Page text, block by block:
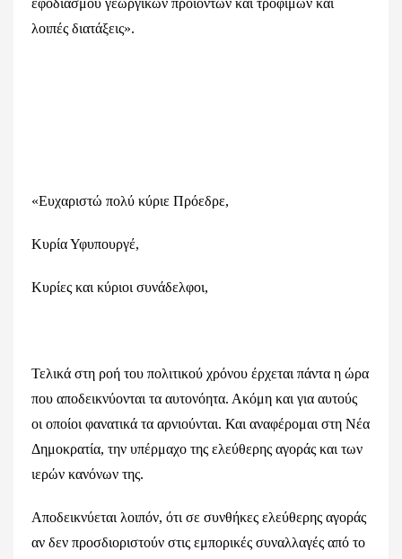
εφοδιασμού γεωργικών προϊόντων και τροφίμων και
λοιπές διατάξεις».
«Ευχαριστώ πολύ κύριε Πρόεδρε,
Κυρία Υφυπουργέ,
Κυρίες και κύριοι συνάδελφοι,
Τελικά στη ροή του πολιτικού χρόνου έρχεται πάντα η ώρα
που αποδεικνύονται τα αυτονόητα. Ακόμη και για αυτούς
οι οποίοι φανατικά τα αρνιούνται. Και αναφέρομαι στη Νέα
Δημοκρατία, την υπέρμαχο της ελεύθερης αγοράς και των
ιερών κανόνων της.
Αποδεικνύεται λοιπόν, ότι σε συνθήκες ελεύθερης αγοράς
αν δεν προσδιοριστούν στις εμπορικές συναλλαγές από το